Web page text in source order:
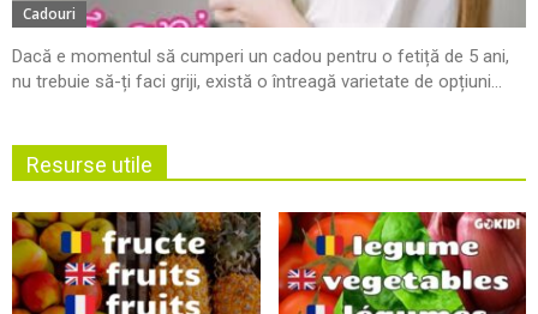
Cadouri
Dacă e momentul să cumperi un cadou pentru o fetiță de 5 ani,
nu trebuie să-ți faci griji, există o întreagă varietate de opțiuni...
Resurse utile